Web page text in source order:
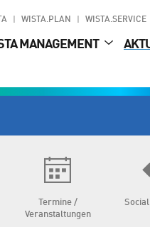
WISTA.PLAN WISTA.SERVICE
MANAGEMENT
Termine /
Veranstaltungen